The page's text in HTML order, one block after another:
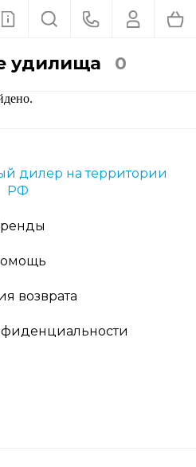
удилища 0
дилер на территории
РФ
возврата